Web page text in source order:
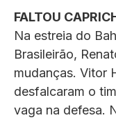
FALTOU
Na estreia do
Brasileirão,
mudanças. Vitor
desfalcaram o
vaga na defesa.